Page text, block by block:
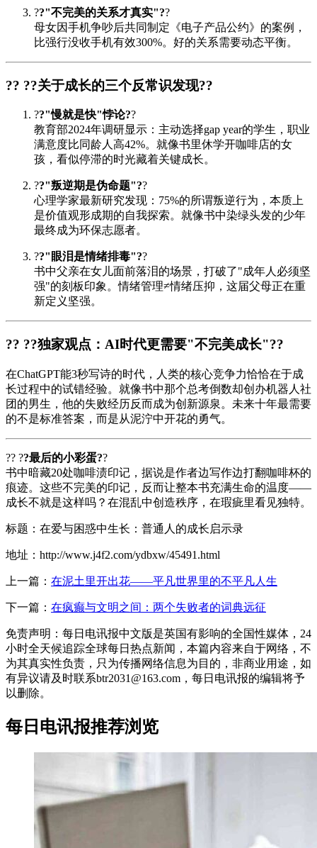
??"不完美的关系才真实"??
母女因手机争吵后共同制定《电子产品公约》的案例，
比强行没收手机有效300%。好的关系需要动态平衡。
?? ??关于成长的三个反常识发现??
??"慢就是快"悖论??
教育部2024年调研显示：主动选择gap year的学生，职业
满意度比同龄人高42%。就像书里休学开咖啡店的女
孩，看似停滞的时光藏着关键成长。
??"叛逆期是伪命题"??
心理学家最新研究发现：75%的所谓叛逆行为，本质上
是价值观形成期的自我探索。就像书中染绿头发的少年
最终成为环保志愿者。
??"眼泪是情绪排毒"??
书中父亲在女儿面前落泪的场景，打破了"成年人必须坚
强"的刻板印象。情绪管理≠情绪压抑，这届父母正在重
新定义坚强。
?? ??独家观点：AI时代更需要"不完美成长"??
在ChatGPT能3秒写诗的时代，人类的核心竞争力恰恰在于成
长过程中的试错经验。就像书中那个总考倒数却创办机器人社
团的男生，他的失败经历反而成为创新源泉。未来十年最需要
的不是标准答案，而是从泥泞中开花的勇气。
?? ??最后的小彩蛋??
书中暗藏20处咖啡渍印记，据说是作者边写作边打翻咖啡杯的
痕迹。这些不完美的印记，反而让整本书充满生命的温度——
成长不就是这样吗？在混乱中创造秩序，在瑕疵里看见独特。
标题：在爱与困惑中生长：普通人的成长启示录
地址：http://www.j4f2.com/ydbxw/45491.html
上一篇： 在泥土里开出花——平凡世界里的不平凡人生
下一篇： 在疯癫与文明之间：两个失败者的词典远征
免责声明：每日电讯报中文版是英国有影响的全国性媒体，24
小时全天候追踪全球每日热点新闻，本篇内容来自于网络，不
为其真实性负责，只为传播网络信息为目的，非商业用途，如
有异议请及时联系btr2031@163.com，每日电讯报的编辑将予
以删除。
每日电讯报推荐浏览